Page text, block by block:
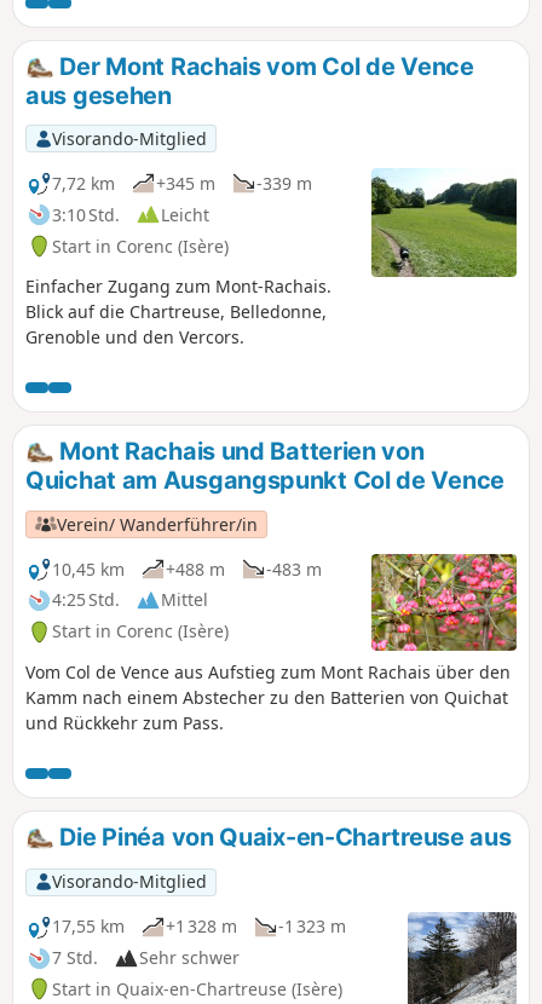
Der Mont Rachais vom Col de Vence
aus gesehen
Visorando-Mitglied
7,72 km
+345 m
-339 m
3:10 Std.
Leicht
Start in Corenc (Isère)
Einfacher Zugang zum Mont-Rachais.
Blick auf die Chartreuse, Belledonne,
Grenoble und den Vercors.
Mont Rachais und Batterien von
Quichat am Ausgangspunkt Col de Vence
Verein/ Wanderführer/in
10,45 km
+488 m
-483 m
4:25 Std.
Mittel
Start in Corenc (Isère)
Vom Col de Vence aus Aufstieg zum Mont Rachais über den
Kamm nach einem Abstecher zu den Batterien von Quichat
und Rückkehr zum Pass.
Die Pinéa von Quaix-en-Chartreuse aus
Visorando-Mitglied
17,55 km
+1 328 m
-1 323 m
7 Std.
Sehr schwer
Start in Quaix-en-Chartreuse (Isère)